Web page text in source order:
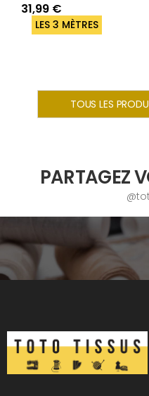
31,99 €
LES 3 MÈTRES
TOUS LES
PARTAGEZ